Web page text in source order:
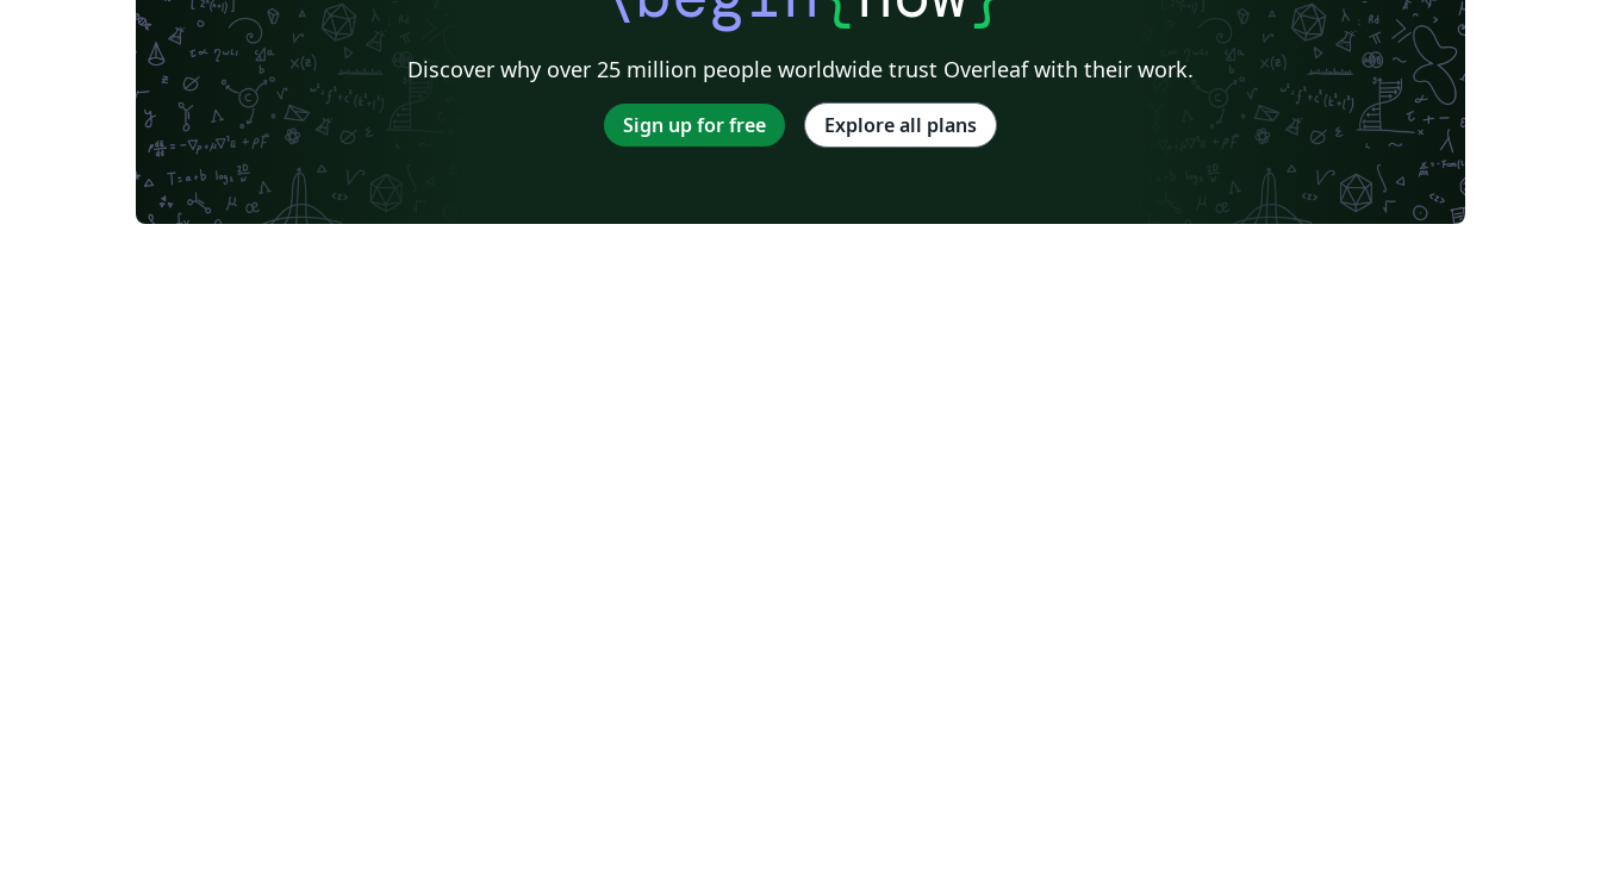
Discover why over 25 million people worldwide trust Overleaf with their work.
Sign up for free Explore all plans